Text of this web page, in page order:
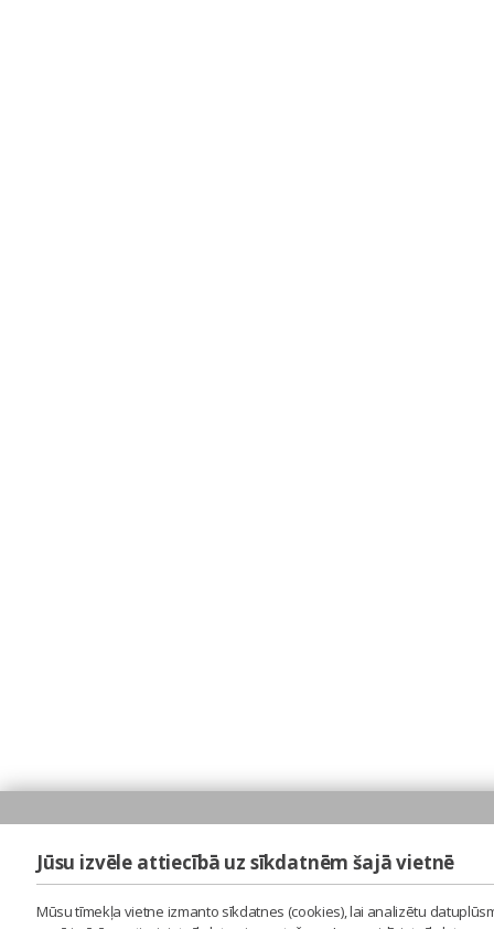
Jūsu izvēle attiecībā uz sīkdatnēm šajā vietnē
Mūsu tīmekļa vietne izmanto sīkdatnes (cookies), lai analizētu